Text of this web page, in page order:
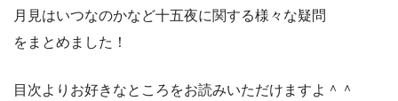
月見はいつなのかなど十五夜に関する様々な疑問
をまとめました！
目次よりお好きなところをお読みいただけますよ＾＾